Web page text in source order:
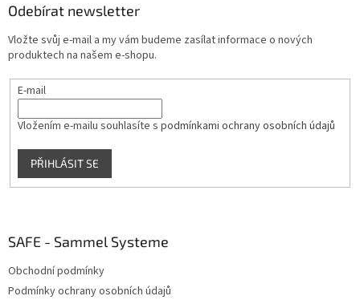
Odebírat newsletter
Vložte svůj e-mail a my vám budeme zasílat informace o nových
produktech na našem e-shopu.
E-mail
Vložením e-mailu souhlasíte s podmínkami ochrany osobních údajů
PŘIHLÁSIT SE
SAFE - Sammel Systeme
Obchodní podmínky
Podmínky ochrany osobních údajů